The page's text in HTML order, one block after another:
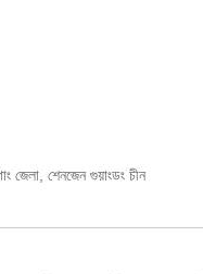
জেলা, শেনজেন গুয়াংডং চীন